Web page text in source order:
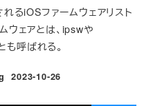
るiOSファームウェアリスト
ウェアとは、ipswや
呼ばれる。
投稿日
2023-10-26